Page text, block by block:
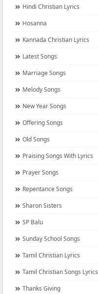
Hindi Christian Lyrics
Hosanna
Kannada Christian Lyrics
Latest Songs
Marriage Songs
Melody Songs
New Year Songs
Offering Songs
Old Songs
Praising Songs With Lyrics
Prayer Songs
Repentance Songs
Sharon Sisters
SP Balu
Sunday School Songs
Tamil Christian Lyrics
Tamil Christian Songs Lyrics
Thanks Giving